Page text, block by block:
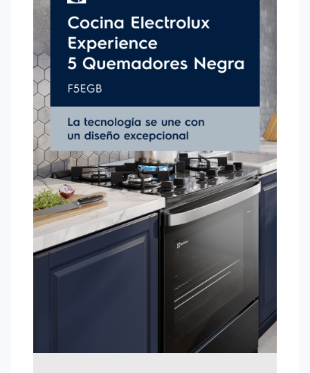
resistente, que incluye2 años de garantía³
Puedes seguir tus recetas en el horno a través de la
puerta
de vidrio
sin necesidad de abrirla. Además, el
removible
y lasparrillas individuales facilitan la limpieza.
Al contar con unhorno de dos rejillas, una manual y otra
autodeslizante, es más fácil retirar los alimentos con
comodidad y seguridad, mientras que el
automático
te brinda rapidez y practicidad al encender la
llama. Por último, elhorno con esquinas redondeadas y
sin huecos
evita que se escape el calor y reduce el consumo
de gas hasta en un 26%4 .
1Resultados obtenidos en pruebas internas, con el modelo
FE5IB con función VaporBake®en comparación con
cocinas/hornos Electrolux sin esa misma función, que se
comercializa por Electrolux Group en Brasil.
2Resultados obtenidos en pruebas internas, en cocinas con
función PerfectCook en comparación con cocinas Electrolux
sin cavidad sellada que se comercializa por Electrolux Group.
3Garantía de 2 años en el vidrio de la cubierta, siempre que el
consumidor entre en contacto con el Servicio al Cliente en los
3 meses siguientes a la emisión de la factura. Para productos
Electrolux, los contactos son: Ecuador: Línea Local Pichincha
510-0002, Línea Nacional 02 510-0002 / email:
serviciocliente.ecuador@electrolux.com | Peru: 0800-21550 /